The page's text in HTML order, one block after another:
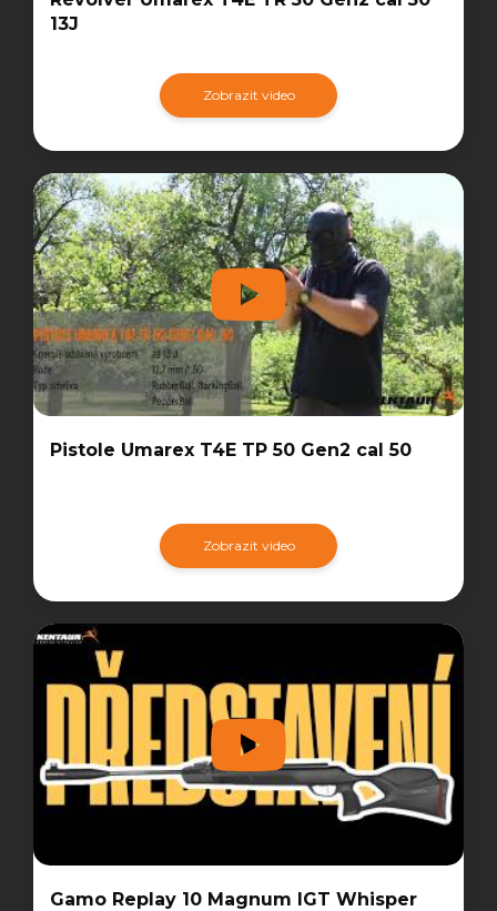
13J
Zobrazit video
Pistole Umarex T4E TP 50 Gen2 cal 50
Zobrazit video
Gamo Replay 10 Magnum IGT Whisper